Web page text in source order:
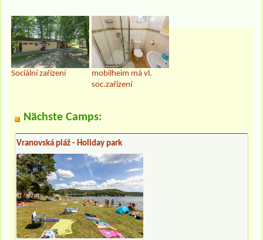
Sociální zařízení
mobilheim má vl.
soc.zařízení
Nächste Camps:
Vranovská pláž - Holiday park